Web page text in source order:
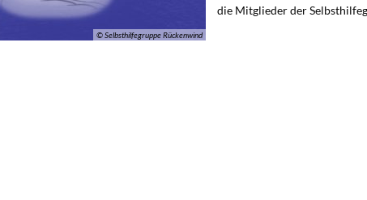
© Selbsthilfegruppe Rückenwind
die Mitglieder der